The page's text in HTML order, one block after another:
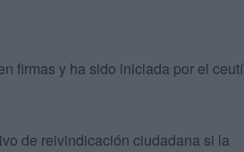
firmas y ha sido iniciada por el ceutí
de reivindicación ciudadana si la